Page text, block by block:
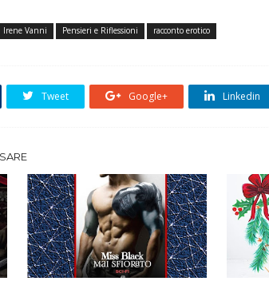
Irene Vanni Pensieri e Riflessioni racconto erotico
Tweet Google+ Linkedin